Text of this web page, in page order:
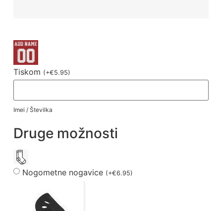
Tiskom (+€5.95)
Imei / Številka
Druge možnosti
Nogometne nogavice (+€6.95)